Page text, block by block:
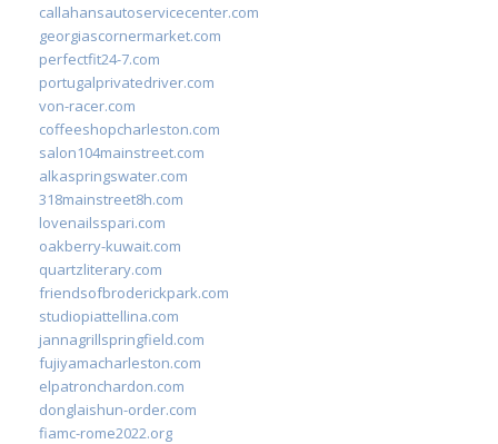
callahansautoservicecenter.com
georgiascornermarket.com
perfectfit24-7.com
portugalprivatedriver.com
von-racer.com
coffeeshopcharleston.com
salon104mainstreet.com
alkaspringswater.com
318mainstreet8h.com
lovenailsspari.com
oakberry-kuwait.com
quartzliterary.com
friendsofbroderickpark.com
studiopiattellina.com
jannagrillspringfield.com
fujiyamacharleston.com
elpatronchardon.com
donglaishun-order.com
fiamc-rome2022.org